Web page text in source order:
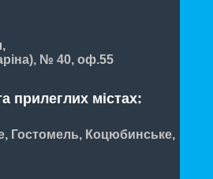
№ 40, оф.55
прилеглих містах:
Гостомель, Коцюбинське,